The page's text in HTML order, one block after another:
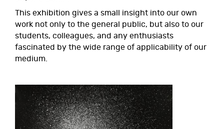
This exhibition gives a small insight into our own
work not only to the general public, but also to our
students, colleagues, and any enthusiasts
fascinated by the wide range of applicability of our
medium.